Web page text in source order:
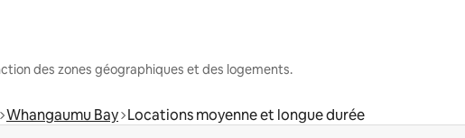
des zones géographiques et des logements.
Whangaumu Bay Locations moyenne et longue durée